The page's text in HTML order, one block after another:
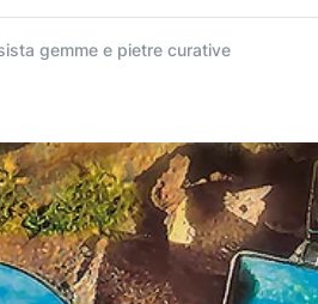
gemme e pietre curative